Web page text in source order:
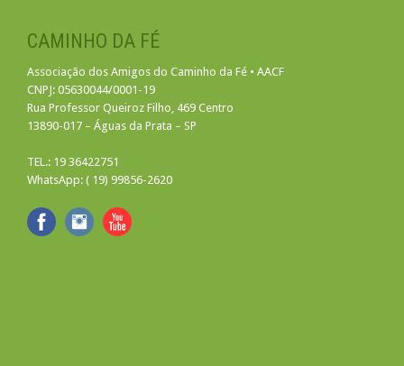
CAMINHO DA FÉ
Associação dos Amigos do Caminho da Fé • AACF
CNPJ: 05630044/0001-19
Rua Professor Queiroz Filho, 469 Centro
13890-017 – Águas da Prata – SP
TEL.: 19 36422751
WhatsApp: ( 19) 99856-2620